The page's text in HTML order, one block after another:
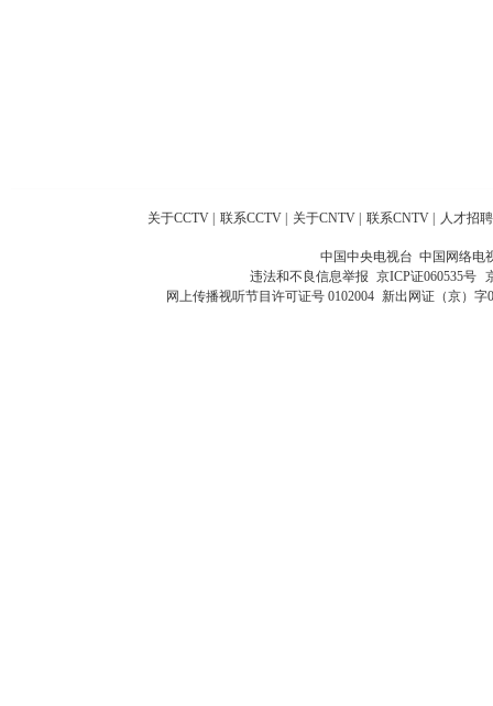
关于CCTV 联系CCTV 关于CNTV 联系CNTV 人才招聘
中国中央电视台 中国网络电
违法和不良信息举报 京ICP证060535号
网上传播视听节目许可证号 0102004 新出网证（京）